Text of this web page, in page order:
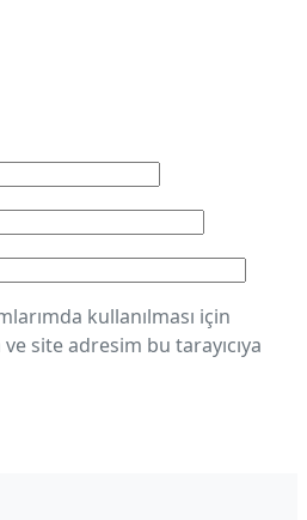
kullanılması için
site adresim bu tarayıcıya